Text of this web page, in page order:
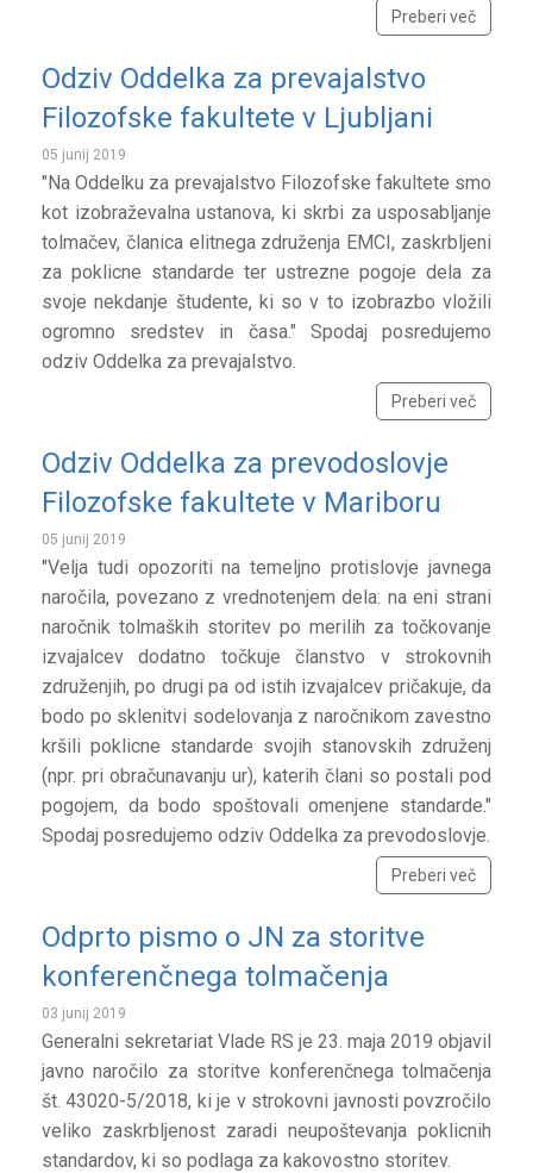
Preberi več
Odziv Oddelka za prevajalstvo
Filozofske fakultete v Ljubljani
05 junij 2019
"Na Oddelku za prevajalstvo Filozofske fakultete smo
kot izobraževalna ustanova, ki skrbi za usposabljanje
tolmačev, članica elitnega združenja EMCI, zaskrbljeni
za poklicne standarde ter ustrezne pogoje dela za
svoje nekdanje študente, ki so v to izobrazbo vložili
ogromno sredstev in časa." Spodaj posredujemo
odziv Oddelka za prevajalstvo.
Preberi več
Odziv Oddelka za prevodoslovje
Filozofske fakultete v Mariboru
05 junij 2019
"Velja tudi opozoriti na temeljno protislovje javnega
naročila, povezano z vrednotenjem dela: na eni strani
naročnik tolmaških storitev po merilih za točkovanje
izvajalcev dodatno točkuje članstvo v strokovnih
združenjih, po drugi pa od istih izvajalcev pričakuje, da
bodo po sklenitvi sodelovanja z naročnikom zavestno
kršili poklicne standarde svojih stanovskih združenj
(npr. pri obračunavanju ur), katerih člani so postali pod
pogojem, da bodo spoštovali omenjene standarde."
Spodaj posredujemo odziv Oddelka za prevodoslovje.
Preberi več
Odprto pismo o JN za storitve
konferenčnega tolmačenja
03 junij 2019
Generalni sekretariat Vlade RS je 23. maja 2019 objavil
javno naročilo za storitve konferenčnega tolmačenja
št. 43020-5/2018, ki je v strokovni javnosti povzročilo
veliko zaskrbljenost zaradi neupoštevanja poklicnih
standardov, ki so podlaga za kakovostno storitev.